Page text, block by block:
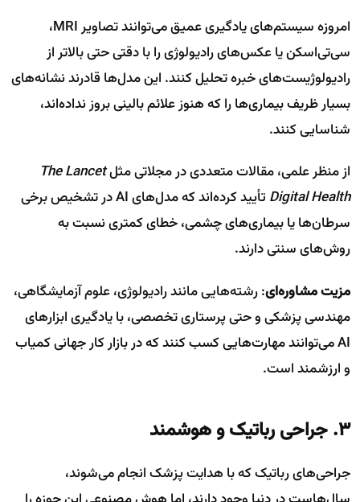
امروزه سیستم‌های یادگیری عمیق می‌توانند تصاویر MRI،
سی‌تی‌اسکن یا عکس‌های رادیولوژی را با دقتی حتی بالاتر از
رادیولوژیست‌های خبره تحلیل کنند. این مدل‌ها قادرند نشانه‌های
بسیار ظریف بیماری‌ها را که هنوز علائم بالینی بروز نداده‌اند،
شناسایی کنند.
از منظر علمی، مقالات متعددی در مجلاتی مثلThe Lancet
Digital Health
تأیید کرده‌اند که مدل‌های AI در تشخیص برخی
سرطان‌ها یا بیماری‌های چشمی، خطای کمتری نسبت به
روش‌های سنتی دارند.
مزیت مشاوره‌ای: رشته‌هایی مانند رادیولوژی، علوم آزمایشگاهی،
مهندسی پزشکی و حتی پرستاری تخصصی، با یادگیری ابزارهای
AI می‌توانند مهارت‌هایی کسب کنند که در بازار کار جهانی کمیاب
و ارزشمند است.
۳. جراحی رباتیک و هوشمند
جراحی‌های رباتیک که با هدایت پزشک انجام می‌شوند،